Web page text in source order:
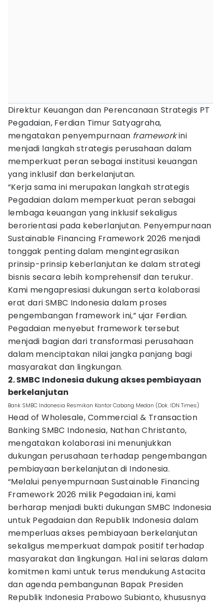
Direktur Keuangan dan Perencanaan Strategis PT
Pegadaian, Ferdian Timur Satyagraha,
mengatakan penyempurnaan frameworkini
menjadi langkah strategis perusahaan dalam
memperkuat peran sebagai institusi keuangan
yang inklusif dan berkelanjutan.
“Kerja sama ini merupakan langkah strategis
Pegadaian dalam memperkuat peran sebagai
lembaga keuangan yang inklusif sekaligus
berorientasi pada keberlanjutan. Penyempurnaan
Sustainable Financing Framework 2026 menjadi
tonggak penting dalam mengintegrasikan
prinsip-prinsip keberlanjutan ke dalam strategi
bisnis secara lebih komprehensif dan terukur.
Kami mengapresiasi dukungan serta kolaborasi
erat dari SMBC Indonesia dalam proses
pengembangan framework ini,” ujar Ferdian.
Pegadaian menyebut framework tersebut
menjadi bagian dari transformasi perusahaan
dalam menciptakan nilai jangka panjang bagi
masyarakat dan lingkungan.
2. SMBC Indonesia dukung akses pembiayaan
berkelanjutan
Bank SMBC Indonesia Resmikan Kantor Cabang Medan (Dok. IDN Times)
Head of Wholesale, Commercial & Transaction
Banking SMBC Indonesia, Nathan Christanto,
mengatakan kolaborasi ini menunjukkan
dukungan perusahaan terhadap pengembangan
pembiayaan berkelanjutan di Indonesia.
“Melalui penyempurnaan Sustainable Financing
Framework 2026 milik Pegadaian ini, kami
berharap menjadi bukti dukungan SMBC Indonesia
untuk Pegadaian dan Republik Indonesia dalam
memperluas akses pembiayaan berkelanjutan
sekaligus memperkuat dampak positif terhadap
masyarakat dan lingkungan. Hal ini selaras dalam
komitmen kami untuk terus mendukung Astacita
dan agenda pembangunan Bapak Presiden
Republik Indonesia Prabowo Subianto, khususnya